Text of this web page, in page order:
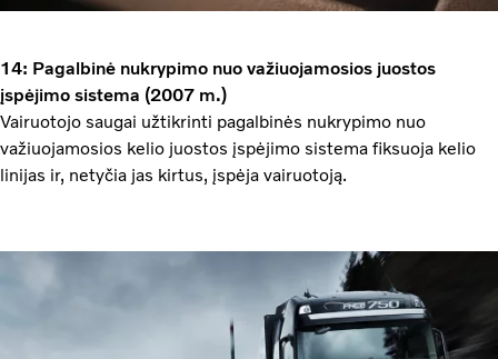
14: Pagalbinė nukrypimo nuo važiuojamosios juostos
įspėjimo sistema (2007 m.)
Vairuotojo saugai užtikrinti pagalbinės nukrypimo nuo
važiuojamosios kelio juostos įspėjimo sistema fiksuoja kelio
linijas ir, netyčia jas kirtus, įspėja vairuotoją.